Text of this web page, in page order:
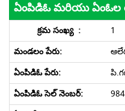
ఏంపిడిఓ మరియు ఏంఓల
1